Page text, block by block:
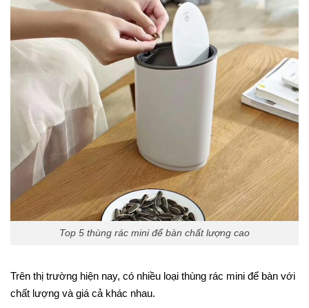
Top 5 thùng rác mini để bàn chất lượng cao
Trên thị trường hiện nay, có nhiều loại thùng rác mini để bàn với
chất lượng và giá cả khác nhau.